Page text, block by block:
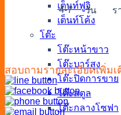
เต็นท์ฟูจิ
เต็นท์โค้ง
โต๊ะ
โต๊ะหน้าขาว
โต๊ะบาร์สูง
โต๊ะปิดการขาย
โต๊ะสตูล
โต๊ะกลางโซฟา
4-7 วัน ร
สอบถามรายละเอียดเพิ่มเ